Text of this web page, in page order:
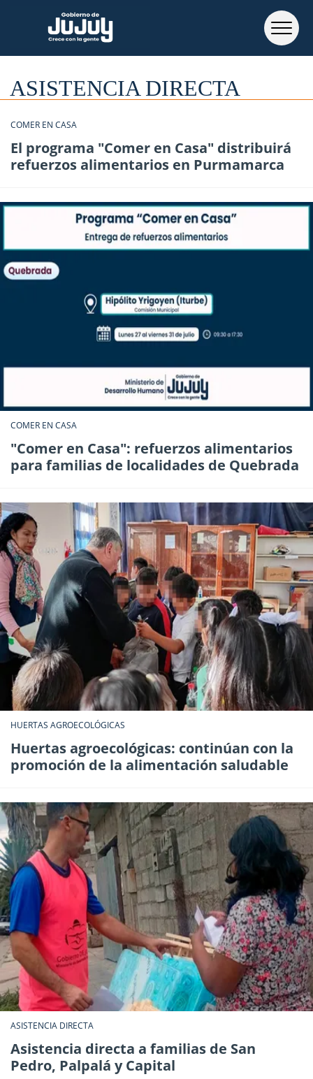
ASISTENCIA DIRECTA
COMER EN CASA
El programa "Comer en Casa" distribuirá
refuerzos alimentarios en Purmamarca
COMER EN CASA
"Comer en Casa": refuerzos alimentarios
para familias de localidades de Quebrada
HUERTAS AGROECOLÓGICAS
Huertas agroecológicas: continúan con la
promoción de la alimentación saludable
ASISTENCIA DIRECTA
Asistencia directa a familias de San
Pedro, Palpalá y Capital